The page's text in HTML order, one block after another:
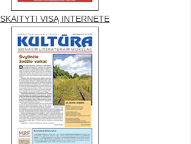
SKAITYTI VISĄ INTERNETE